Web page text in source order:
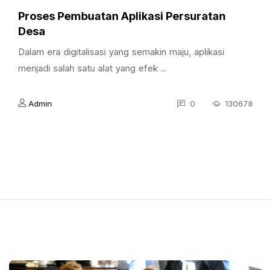
Proses Pembuatan Aplikasi Persuratan
Desa
Dalam era digitalisasi yang semakin maju, aplikasi
menjadi salah satu alat yang efek ..
Admin 0 130678